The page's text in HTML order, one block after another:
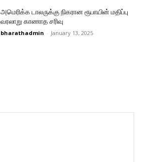
அமெரிக்க டாலருக்கு நிகரான ரூபாயின் மதிப்பு
வரலாறு காணாத சரிவு
bharathadmin - January 13, 2025